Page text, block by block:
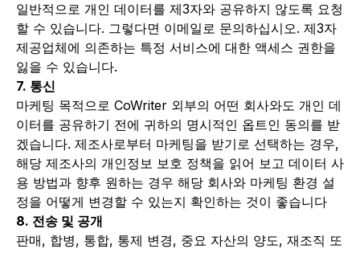
일반적으로 개인 데이터를 제3자와 공유하지 않도록 요청
할 수 있습니다. 그렇다면 이메일로 문의하십시오. 제3자
제공업체에 의존하는 특정 서비스에 대한 액세스 권한을
잃을 수 있습니다.
7. 통신
마케팅 목적으로 CoWriter 외부의 어떤 회사와도 개인 데
이터를 공유하기 전에 귀하의 명시적인 옵트인 동의를 받
겠습니다. 제조사로부터 마케팅을 받기로 선택하는 경우,
해당 제조사의 개인정보 보호 정책을 읽어 보고 데이터 사
용 방법과 향후 원하는 경우 해당 회사와 마케팅 환경 설
정을 어떻게 변경할 수 있는지 확인하는 것이 좋습니다
8. 전송 및 공개
판매, 합병, 통합, 통제 변경, 중요 자산의 양도, 재조직 또